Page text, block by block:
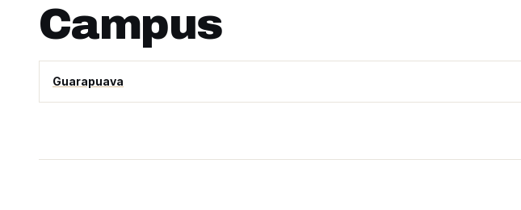
Campus
Guarapuava